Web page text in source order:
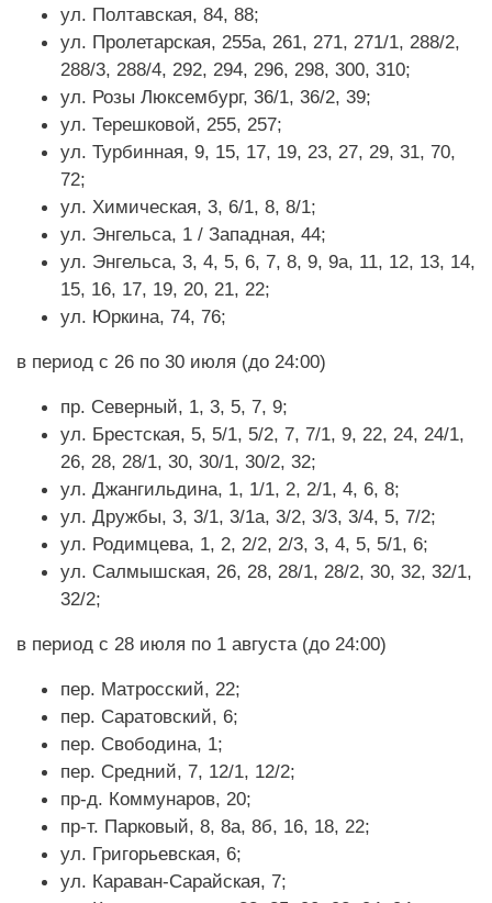
ул. Полтавская, 84, 88;
ул. Пролетарская, 255а, 261, 271, 271/1, 288/2,
288/3, 288/4, 292, 294, 296, 298, 300, 310;
ул. Розы Люксембург, 36/1, 36/2, 39;
ул. Терешковой, 255, 257;
ул. Турбинная, 9, 15, 17, 19, 23, 27, 29, 31, 70,
72;
ул. Химическая, 3, 6/1, 8, 8/1;
ул. Энгельса, 1 / Западная, 44;
ул. Энгельса, 3, 4, 5, 6, 7, 8, 9, 9а, 11, 12, 13, 14,
15, 16, 17, 19, 20, 21, 22;
ул. Юркина, 74, 76;
в период с 26 по 30 июля (до 24:00)
пр. Северный, 1, 3, 5, 7, 9;
ул. Брестская, 5, 5/1, 5/2, 7, 7/1, 9, 22, 24, 24/1,
26, 28, 28/1, 30, 30/1, 30/2, 32;
ул. Джангильдина, 1, 1/1, 2, 2/1, 4, 6, 8;
ул. Дружбы, 3, 3/1, 3/1а, 3/2, 3/3, 3/4, 5, 7/2;
ул. Родимцева, 1, 2, 2/2, 2/3, 3, 4, 5, 5/1, 6;
ул. Салмышская, 26, 28, 28/1, 28/2, 30, 32, 32/1,
32/2;
в период с 28 июля по 1 августа (до 24:00)
пер. Матросский, 22;
пер. Саратовский, 6;
пер. Свободина, 1;
пер. Средний, 7, 12/1, 12/2;
пр-д. Коммунаров, 20;
пр-т. Парковый, 8, 8а, 8б, 16, 18, 22;
ул. Григорьевская, 6;
ул. Караван-Сарайская, 7;